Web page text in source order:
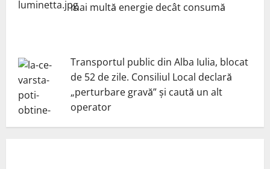
mai multă energie decât consumă
Transportul public din Alba Iulia, blocat
de 52 de zile. Consiliul Local declară
„perturbare gravă” și caută un alt
operator